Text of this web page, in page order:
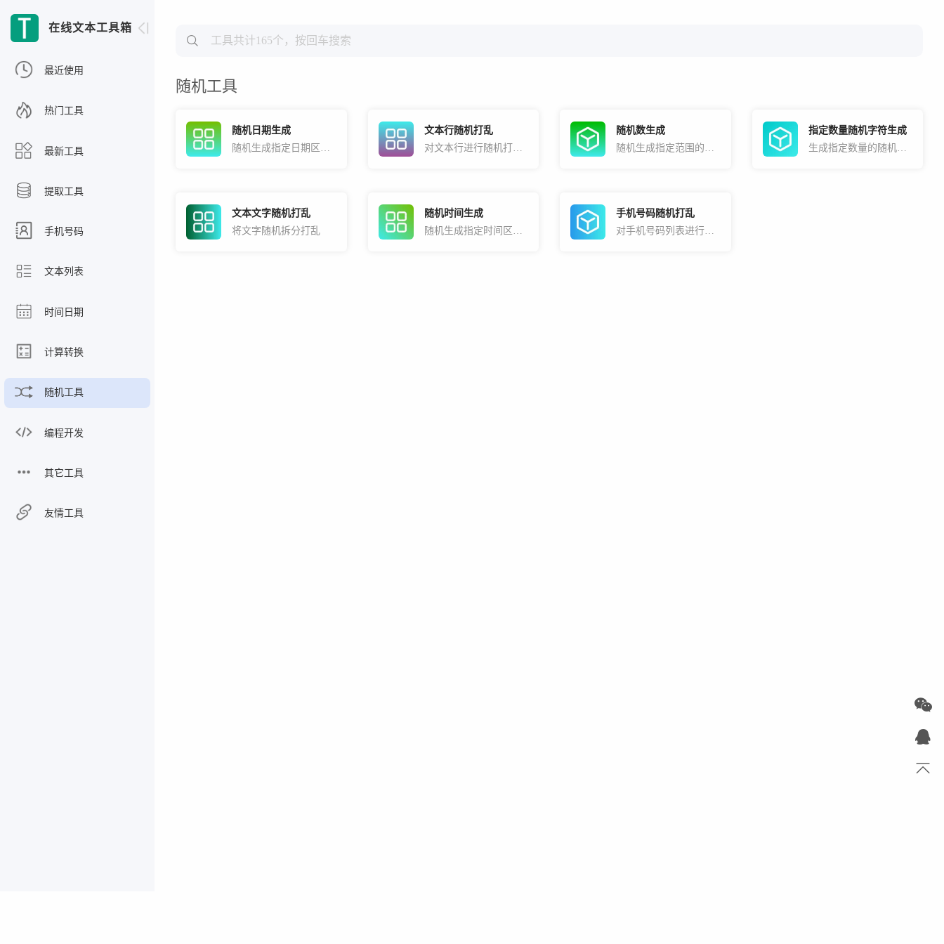
在线文本工具箱
最近使用
热门工具
最新工具
提取工具
手机号码
文本列表
时间日期
计算转换
随机工具
编程开发
其它工具
友情工具
随机工具
随机日期生成
随机生成指定日期区间的日期
文本行随机打乱
对文本行进行随机打乱处理
随机数生成
随机生成指定范围的随机数
指定数量随机字符生成
生成指定数量的随机字符，如生成100万个随机字符
文本文字随机打乱
将文字随机拆分打乱
随机时间生成
随机生成指定时间区间的时间
手机号码随机打乱
对手机号码列表进行随机打乱处理